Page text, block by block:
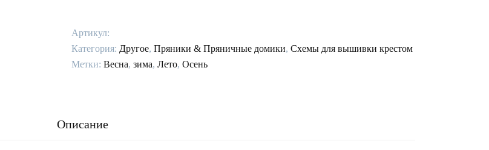
Артикул:
Категория: Другое, Пряники & Пряничные домики, Схемы для вышивки крестом
Метки: Весна, зима, Лето, Осень
Описание